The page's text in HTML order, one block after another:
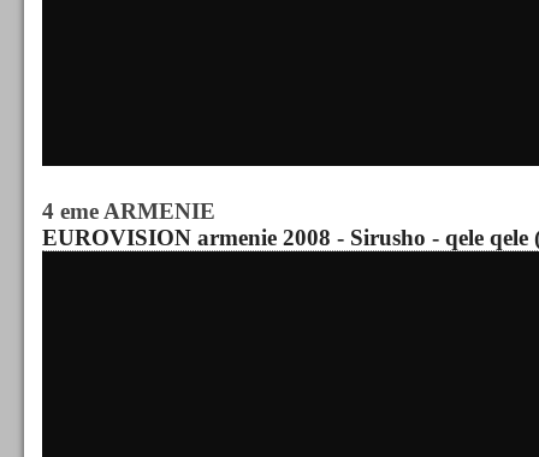
4 eme ARMENIE
EUROVISION armenie 2008 - Sirusho - qele qele